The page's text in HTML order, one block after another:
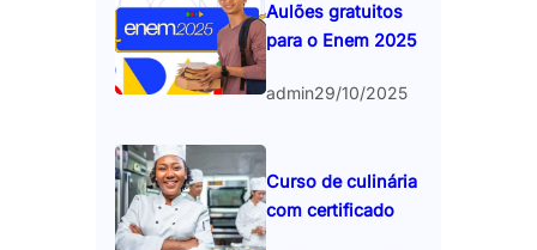
Aulões gratuitos
para o Enem 2025
admin29/10/2025
Curso de culinária
com certificado